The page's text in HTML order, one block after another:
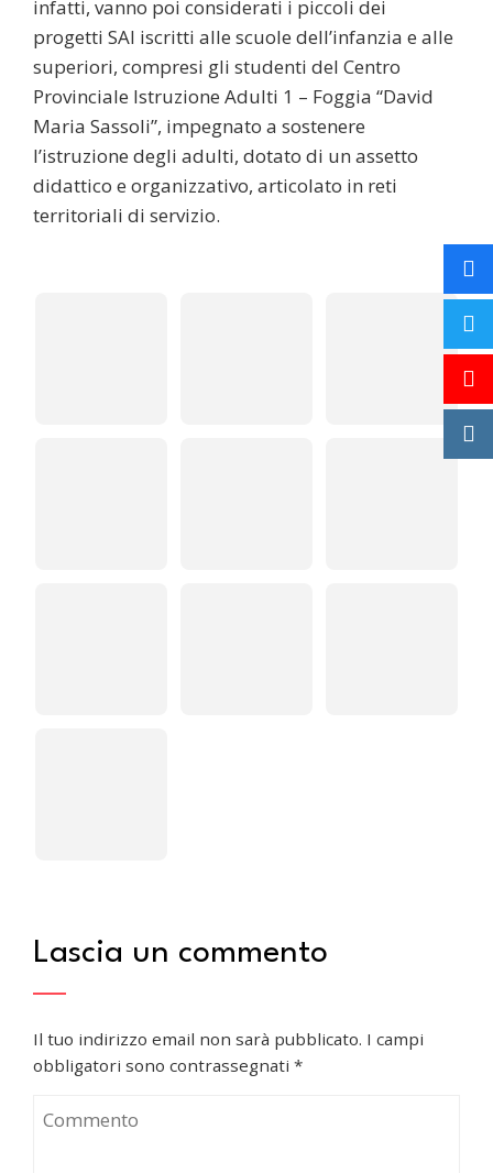
infatti, vanno poi considerati i piccoli dei
progetti SAI iscritti alle scuole dell’infanzia e alle
superiori, compresi gli studenti del Centro
Provinciale Istruzione Adulti 1 – Foggia “David
Maria Sassoli”, impegnato a sostenere
l’istruzione degli adulti, dotato di un assetto
didattico e organizzativo, articolato in reti
territoriali di servizio.
Lascia un commento
Il tuo indirizzo email non sarà pubblicato. I campi
obbligatori sono contrassegnati *